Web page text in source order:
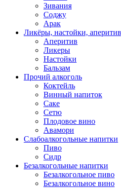
Зивания
Соджу
Арак
Ликёры, настойки,
Аперитив
Ликеры
Настойки
Бальзам
Прочий алкоголь
Коктейль
Винный напиток
Саке
Сетю
Плодовое вино
Авамори
Слабоалкогольные напитки
Пиво
Сидр
Безалкогольные напитки
Безалкогольное пиво
Безалкогольное вино